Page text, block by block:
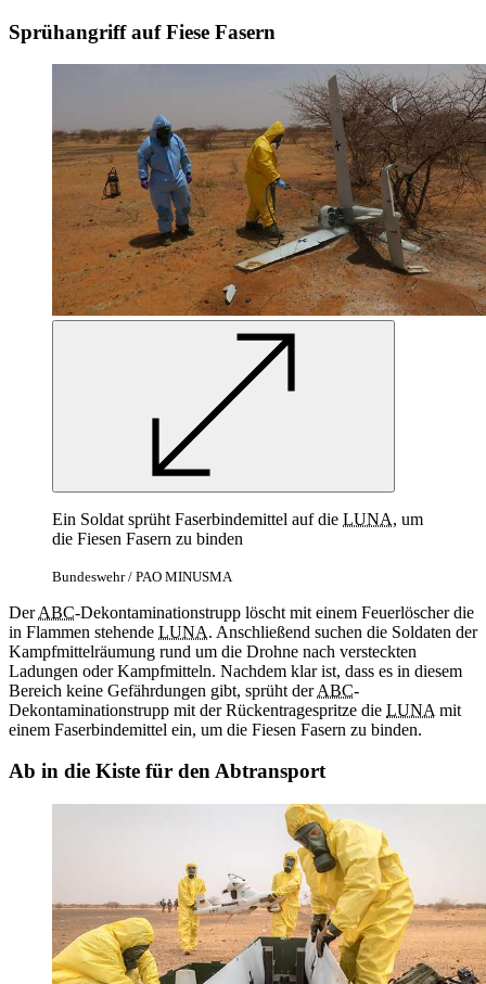
Sprühangriff auf Fiese Fasern
Ein Soldat sprüht Faserbindemittel auf die LUNA, um
die Fiesen Fasern zu binden
Bundeswehr / PAO MINUSMA
DerABC-Dekontaminationstrupp löscht mit einem Feuerlöscher die
in Flammen stehende LUNA. Anschließend suchen die Soldaten der
Kampfmittelräumung rund um die Drohne nach versteckten
Ladungen oder Kampfmitteln. Nachdem klar ist, dass es in diesem
Bereich keine Gefährdungen gibt, sprüht derABC-
Dekontaminationstrupp mit der Rückentragespritze die LUNA mit
einem Faserbindemittel ein, um die Fiesen Fasern zu binden.
Ab in die Kiste für den Abtransport